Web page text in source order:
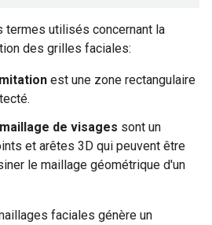
termes utilisés concernant la
des grilles faciales:
est une zone rectangulaire
de visages sont un
et arêtes 3D qui peuvent être
le maillage géométrique d'un
faciales génère un